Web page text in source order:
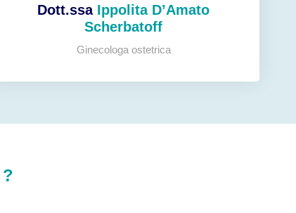
Dott.ssa Ippolita D’Amato
Scherbatoff
Ginecologa ostetrica